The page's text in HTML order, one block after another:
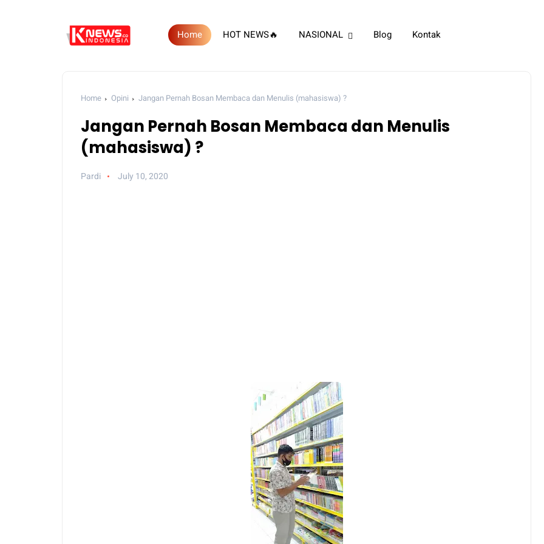
Home HOT NEWS🔥 NASIONAL Blog Kontak
Home Opini Jangan Pernah Bosan Membaca dan Menulis (mahasiswa) ?
Jangan Pernah Bosan Membaca dan Menulis
(mahasiswa) ?
Pardi July 10, 2020